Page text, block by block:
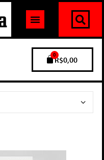
R$0,00
0